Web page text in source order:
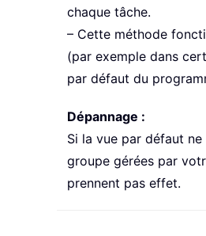
chaque tâche.
– Cette méthode
(par exemple dans
par défaut du
Dépannage :
Si la vue par défaut
groupe gérées par
prennent pas effet.